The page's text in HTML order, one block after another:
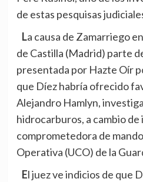
de estas pesquisas
La causa de Zamarriego en los juzgados de Plaza
de Castilla (Madrid) parte
presentada por Hazte Oír
que Díez habría ofrecido
Alejandro Hamlyn,
hidrocarburos, a cambio
comprometedora de
Operativa (UCO) de la
El juez ve indicios de que Díez, junto al empresario